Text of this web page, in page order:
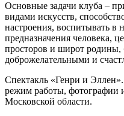
Основные задачи клуба –
видами искусств,
настроения, воспитывать в
предназначения человека,
просторов и широт
доброжелательными и
Спектакль «Генри и
режим работы, фотографии
Московской области.